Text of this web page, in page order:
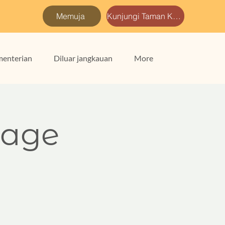
Memuja Kunjungi Taman Kami
Diluar jangkauan More